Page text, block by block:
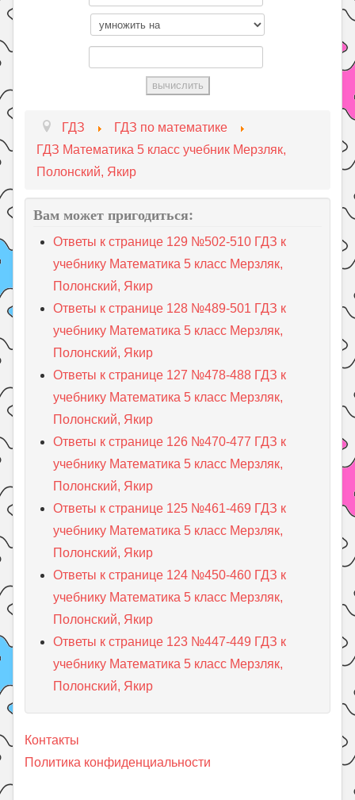
ГДЗ
ГДЗ по математике
ГДЗ Математика 5 класс учебник Мерзляк,
Полонский, Якир
Вам может пригодиться:
Ответы к странице 129 №502-510 ГДЗ к
учебнику Математика 5 класс Мерзляк,
Полонский, Якир
Ответы к странице 128 №489-501 ГДЗ к
учебнику Математика 5 класс Мерзляк,
Полонский, Якир
Ответы к странице 127 №478-488 ГДЗ к
учебнику Математика 5 класс Мерзляк,
Полонский, Якир
Ответы к странице 126 №470-477 ГДЗ к
учебнику Математика 5 класс Мерзляк,
Полонский, Якир
Ответы к странице 125 №461-469 ГДЗ к
учебнику Математика 5 класс Мерзляк,
Полонский, Якир
Ответы к странице 124 №450-460 ГДЗ к
учебнику Математика 5 класс Мерзляк,
Полонский, Якир
Ответы к странице 123 №447-449 ГДЗ к
учебнику Математика 5 класс Мерзляк,
Полонский, Якир
Контакты
Политика конфиденциальности